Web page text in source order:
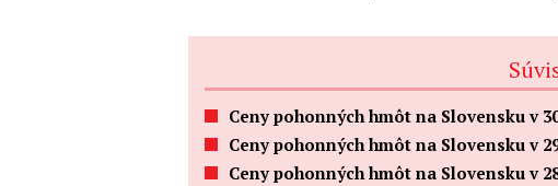
Ceny pohonných hmôt na Slovensku v
Ceny pohonných hmôt na Slovensku v
Ceny pohonných hmôt na Slovensku v